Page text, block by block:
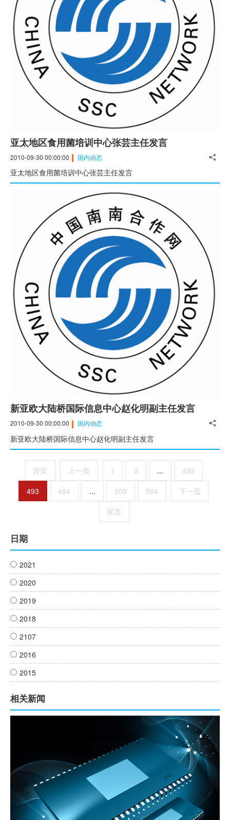
亚太地区食用菌培训中心张芸主任发言
2010-09-30 00:00:00 国内动态
亚太地区食用菌培训中心张芸主任发言
新亚欧大陆桥国际信息中心赵化明副主任发言
2010-09-30 00:00:00 国内动态
新亚欧大陆桥国际信息中心赵化明副主任发言
首页 上一页 1 2 ...
492
493
494 ... 503 504
下一页
尾页
日期
2021
2020
2019
2018
2107
2016
2015
相关新闻